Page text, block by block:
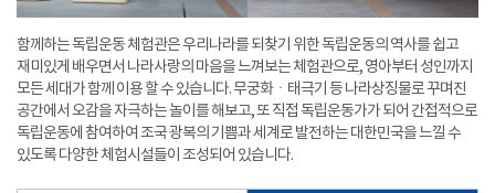
함께하는 독립운동 체험관은 우리나라를 되찾기 위한 독립운동의 역사를 쉽고
재미있게 배우면서 나라사랑의 마음을 느껴보는 체험관으로, 영아부터 성인까지
모든 세대가 함께 이용 할 수 있습니다. 무궁화ㆍ태극기 등 나라상징물로 꾸며진
공간에서 오감을 자극하는 놀이를 해보고, 또 직접 독립운동가가 되어 간접적으로
독립운동에 참여하여 조국 광복의 기쁨과 세계로 발전하는 대한민국을 느낄 수
있도록 다양한 체험시설들이 조성되어 있습니다.